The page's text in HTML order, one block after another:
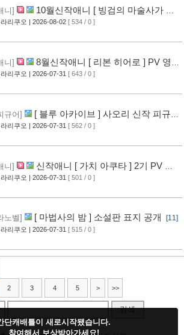
니]
10월신작애니 [ 빙검의 마술사가 세
를 다스린다 ] 2기 PV 영상 공개
리쿠오 | 2026-08-02 [ 534 / 0 ]
니]
8월신작애니 [ 리본 히어로 ] PV 영
공개
[11]
리쿠오 | 2026-07-31 [ 643 / 0 ]
규어]
[ 블루 아카이브 ] 사오리 신작 피규어
개 [10]
리쿠오 | 2026-07-31 [ 562 / 0 ]
니]
신작애니 [ 가치 아쿠타 ] 2기 PV 영
공개
[13]
리쿠오 | 2026-07-31 [ 501 / 0 ]
노벨] [ 마법사의 밤 ] 소설판 표지 공개 [11]
리쿠오 | 2026-07-31 [ 515 / 0 ]
2 3 4 5 > >>
검색
단캐배틀이 새로시작됐습니다.
참여해서 보상받아가세요!